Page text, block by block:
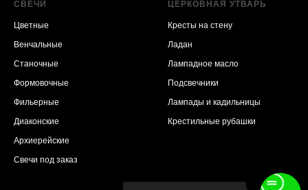
СВЕЧИ
Цветные
Венчальные
Станочные
Формовочные
Фильерные
Диаконские
Архиерейские
Свечи под заказ
ЦЕРКОВНАЯ УТВАРЬ
Кресты на стену
Ладан
Лампадное масло
Подсвечники
Лампады и кадильницы
Крестильные рубашки